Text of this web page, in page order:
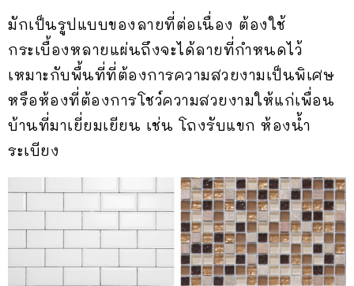
มักเป็นรูปแบบของลายที่ต่อเนื่อง ต้องใช้
กระเบื้องหลายแผ่นถึงจะได้ลายที่กำหนดไว้
เหมาะกับพื้นที่ที่ต้องการความสวยงามเป็นพิเศษ
หรือห้องที่ต้องการโชว์ความสวยงามให้แก่เพื่อน
บ้านที่มาเยี่ยมเยียน เช่น โถงรับแขก ห้องน้ำ
ระเบียง